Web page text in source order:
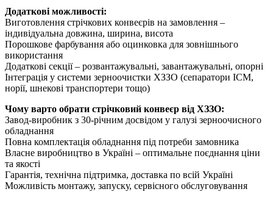
Додаткові можливості:
Виготовлення стрічкових конвеєрів на замовлення –
індивідуальна довжина, ширина, висота
Порошкове фарбування або оцинковка для зовнішнього
використання
Додаткові секції – розвантажувальні, завантажувальні, опорні
Інтеграція у системи зерноочистки ХЗЗО (сепаратори ІСМ,
норії, шнекові транспортери тощо)
Чому варто обрати стрічковий конвеєр від ХЗЗО:
Завод-виробник з 30-річним досвідом у галузі зерноочисного
обладнання
Повна комплектація обладнання під потреби замовника
Власне виробництво в Україні – оптимальне поєднання ціни
та якості
Гарантія, технічна підтримка, доставка по всій Україні
Можливість монтажу, запуску, сервісного обслуговування